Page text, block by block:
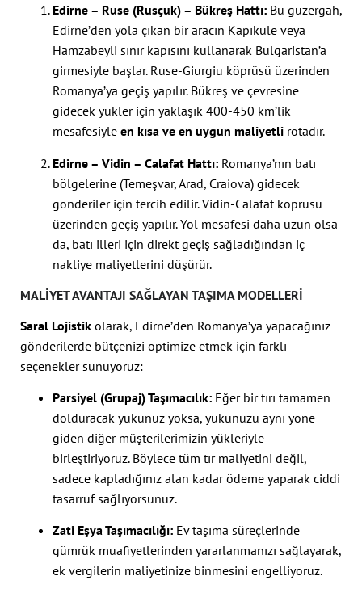
Edirne – Ruse (Rusçuk) – Bükreş Hattı: Bu güzergah,
Edirne’den yola çıkan bir aracın Kapıkule veya
Hamzabeyli sınır kapısını kullanarak Bulgaristan’a
girmesiyle başlar. Ruse-Giurgiu köprüsü üzerinden
Romanya’ya geçiş yapılır. Bükreş ve çevresine
gidecek yükler için yaklaşık 400-450 km’lik
mesafesiyle en kısa ve en uygun maliyetli rotadır.
Edirne – Vidin – Calafat Hattı: Romanya’nın batı
bölgelerine (Temeşvar, Arad, Craiova) gidecek
gönderiler için tercih edilir. Vidin-Calafat köprüsü
üzerinden geçiş yapılır. Yol mesafesi daha uzun olsa
da, batı illeri için direkt geçiş sağladığından iç
nakliye maliyetlerini düşürür.
MALIYET AVANTAJI SAĞLAYAN TAŞIMA MODELLERI
Saral Lojistik olarak, Edirne’den Romanya’ya yapacağınız
gönderilerde bütçenizi optimize etmek için farklı
seçenekler sunuyoruz:
Parsiyel (Grupaj) Taşımacılık: Eğer bir tırı tamamen
dolduracak yükünüz yoksa, yükünüzü aynı yöne
giden diğer müşterilerimizin yükleriyle
birleştiriyoruz. Böylece tüm tır maliyetini değil,
sadece kapladığınız alan kadar ödeme yaparak ciddi
tasarruf sağlıyorsunuz.
Zati Eşya Taşımacılığı: Ev taşıma süreçlerinde
gümrük muafiyetlerinden yararlanmanızı sağlayarak,
ek vergilerin maliyetinize binmesini engelliyoruz.